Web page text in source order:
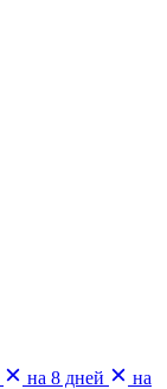
на 8 дней
на